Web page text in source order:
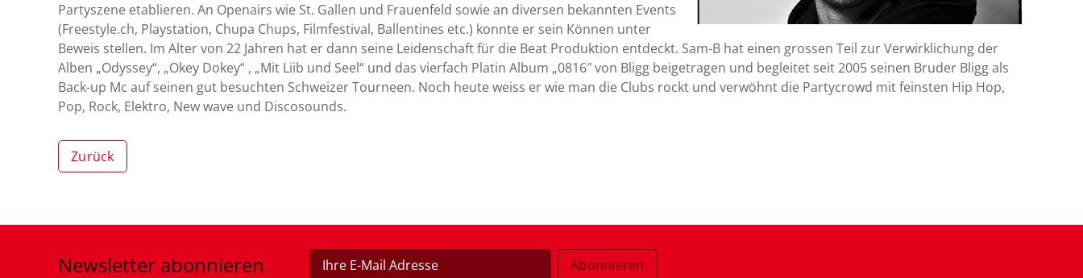
Partyszene etablieren. An Openairs wie St. Gallen und Frauenfeld sowie an diversen bekannten Events
(Freestyle.ch, Playstation, Chupa Chups, Filmfestival, Ballentines etc.) konnte er sein Können unter
Beweis stellen. Im Alter von 22 Jahren hat er dann seine Leidenschaft für die Beat Produktion entdeckt. Sam-B hat einen grossen Teil zur Verwirklichung der
Alben „Odyssey“, „Okey Dokey“ , „Mit Liib und Seel“ und das vierfach Platin Album „0816″ von Bligg beigetragen und begleitet seit 2005 seinen Bruder Bligg als
Back-up Mc auf seinen gut besuchten Schweizer Tourneen. Noch heute weiss er wie man die Clubs rockt und verwöhnt die Partycrowd mit feinsten Hip Hop,
Pop, Rock, Elektro, New wave und Discosounds.
Zurück
Newsletter abonnieren